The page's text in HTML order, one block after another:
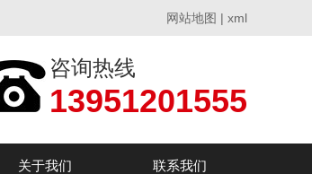
网站地图 | xml
咨询热线
13951201555
关于我们 联系我们